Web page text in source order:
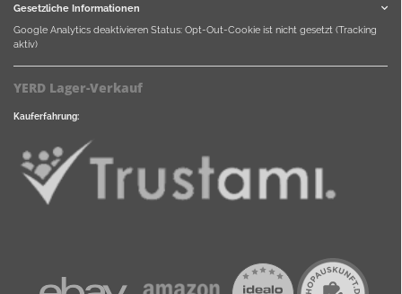
Gesetzliche Informationen
Google Analytics deaktivieren Status: Opt-Out-Cookie ist nicht gesetzt (Tracking
aktiv)
YERD Lager-Verkauf
Kauferfahrung: